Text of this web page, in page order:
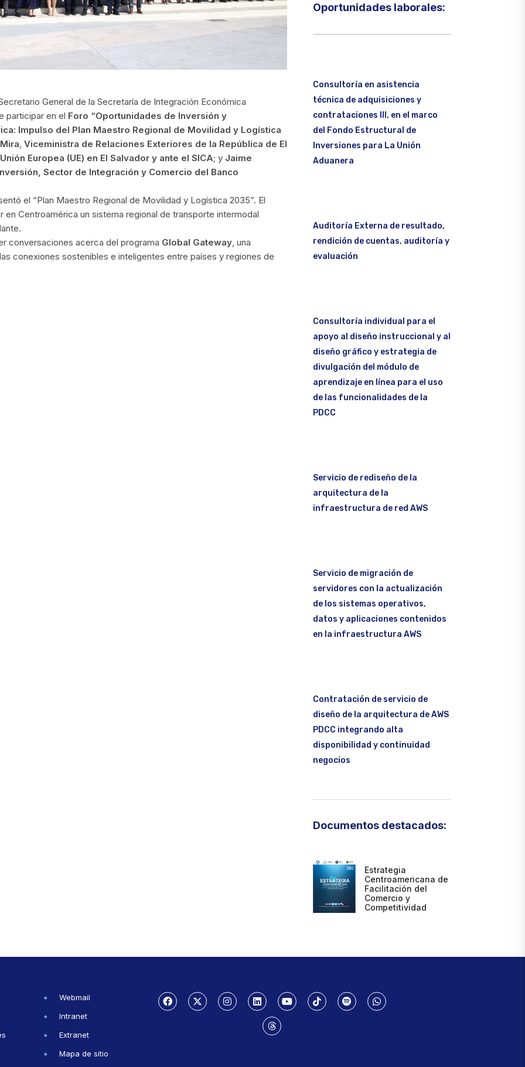
General de la Secretaría de Integración Económica
participar en el Foro “Oportunidades de Inversión y
Impulso del Plan Maestro Regional de Movilidad y Logística
, Viceministra de Relaciones Exteriores de la República de El
Europea (UE) en El Salvador y ante el SICA; y Jaime
Sector de Integración y Comercio del Banco
el “Plan Maestro Regional de Movilidad y Logística 2035”. El
Centroamérica un sistema regional de transporte intermodal
conversaciones acerca del programa Global Gateway, una
conexiones sostenibles e inteligentes entre países y regiones de
Oportunidades laborales:​
Consultoría en asistencia
técnica de adquisiciones y
contrataciones III, en el marco
del Fondo Estructural de
Inversiones para La Unión
Aduanera
Auditoría Externa de resultado,
rendición de cuentas, auditoría y
evaluación
Consultoría individual para el
apoyo al diseño instruccional y al
diseño gráfico y estrategia de
divulgación del módulo de
aprendizaje en línea para el uso
de las funcionalidades de la
PDCC
Servicio de rediseño de la
arquitectura de la
infraestructura de red AWS
Servicio de migración de
servidores con la actualización
de los sistemas operativos,
datos y aplicaciones contenidos
en la infraestructura AWS
Contratación de servicio de
diseño de la arquitectura de AWS
PDCC integrando alta
disponibilidad y continuidad
negocios
Documentos destacados:
Estrategia
Centroamericana de
Facilitación del
Comercio y
Competitividad
Webmail
Intranet
Extranet
Mapa de sitio